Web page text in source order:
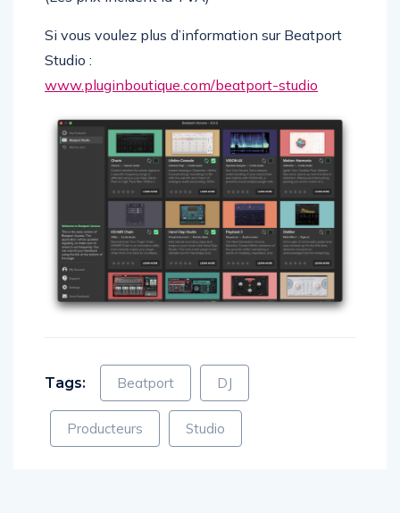
Si vous voulez plus d’information sur Beatport
Studio :
Beatport DJ
Producteurs Studio